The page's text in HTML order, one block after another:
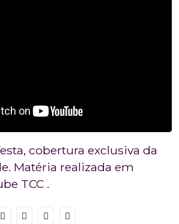
cobertura exclusiva da
Matéria realizada em
TCC .